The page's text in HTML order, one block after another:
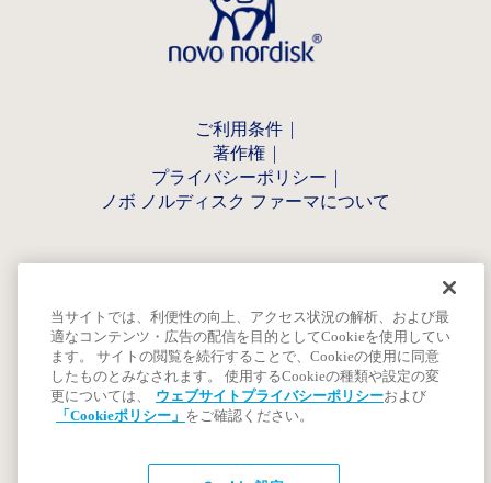
ご利用条件
著作権
プライバシーポリシー
ノボ ノルディスク ファーマについて
当サイトでは、利便性の向上、アクセス状況の解析、および最
適なコンテンツ・広告の配信を目的としてCookieを使用してい
ます。 サイトの閲覧を続行することで、Cookieの使用に同意
したものとみなされます。 使用するCookieの種類や設定の変
更については、
ウェブサイトプライバシーポリシーおよび
「Cookieポリシー」 をご確認ください。